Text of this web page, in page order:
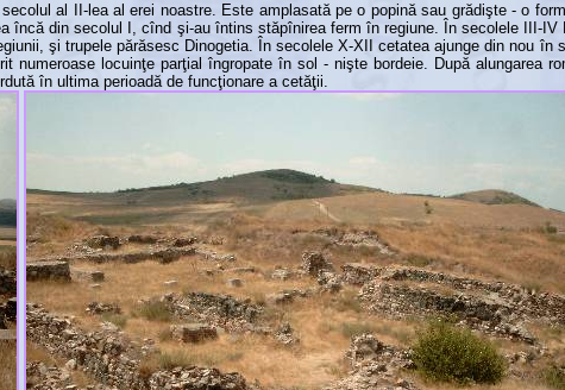
al II-lea al erei noastre. Este amplasată pe o popină sau grădişte - o
din secolul I, cînd şi-au întins stăpînirea ferm în regiune. În secolele III-
şi trupele părăsesc Dinogetia. În secolele X-XII cetatea ajunge din nou în
locuinţe parţial îngropate în sol - nişte bordeie. După alungarea
în ultima perioadă de funcţionare a cetăţii.